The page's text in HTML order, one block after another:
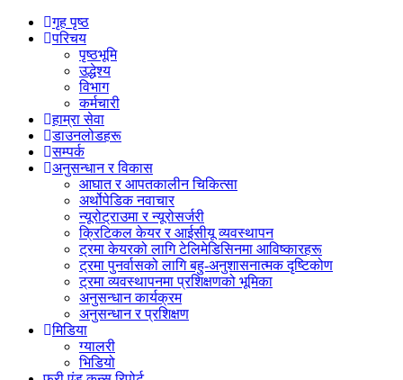
गृह पृष्ठ
परिचय
पृष्ठभूमि
उद्धेश्य
विभाग
कर्मचारी
हाम्रा सेवा
डाउनलोडहरू
सम्पर्क
अनुसन्धान र विकास
आघात र आपतकालीन चिकित्सा
अर्थोपेडिक नवाचार
न्यूरोट्राउमा र न्यूरोसर्जरी
क्रिटिकल केयर र आईसीयू व्यवस्थापन
ट्रमा केयरको लागि टेलिमेडिसिनमा आविष्कारहरू
ट्रमा पुनर्वासको लागि बहु-अनुशासनात्मक दृष्टिकोण
ट्रमा व्यवस्थापनमा प्रशिक्षणको भूमिका
अनुसन्धान कार्यक्रम
अनुसन्धान र प्रशिक्षण
मिडिया
ग्यालरी
भिडियो